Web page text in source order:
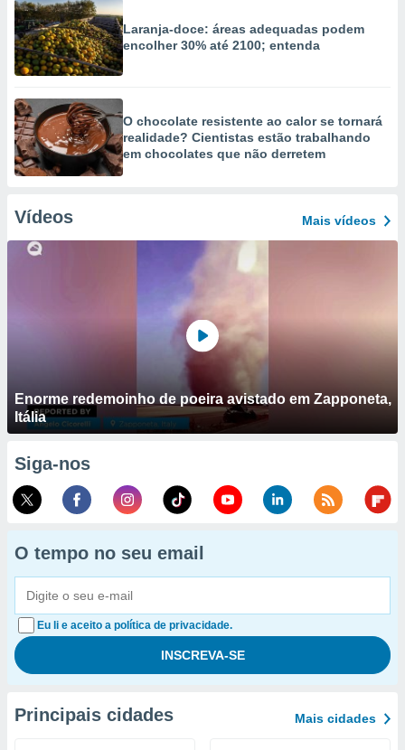
Laranja-doce: áreas adequadas podem
encolher 30% até 2100; entenda
O chocolate resistente ao calor se tornará
realidade? Cientistas estão trabalhando
em chocolates que não derretem
Vídeos Mais vídeos
Enorme redemoinho de poeira avistado em Zapponeta,
Itália
Siga-nos
O tempo no seu email
Eu li e aceito a política de privacidade.
Principais cidades Mais cidades